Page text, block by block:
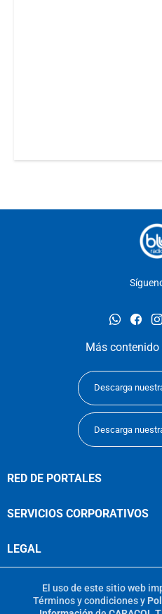
Más contenido
Descarga
Descarga
RED DE PORTALES
SERVICIOS CORPORATIVOS
LEGAL
El uso de este sitio web
Términos y condicionesy